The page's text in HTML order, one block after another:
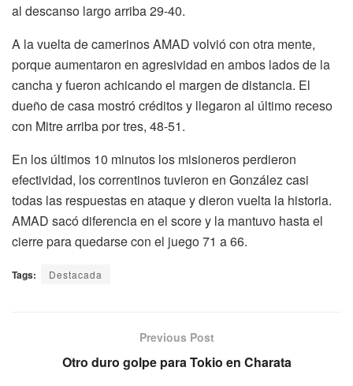
al descanso largo arriba 29-40.
A la vuelta de camerinos AMAD volvió con otra mente,
porque aumentaron en agresividad en ambos lados de la
cancha y fueron achicando el margen de distancia. El
dueño de casa mostró créditos y llegaron al último receso
con Mitre arriba por tres, 48-51.
En los últimos 10 minutos los misioneros perdieron
efectividad, los correntinos tuvieron en González casi
todas las respuestas en ataque y dieron vuelta la historia.
AMAD sacó diferencia en el score y la mantuvo hasta el
cierre para quedarse con el juego 71 a 66.
Tags: Destacada
Previous Post
Otro duro golpe para Tokio en Charata